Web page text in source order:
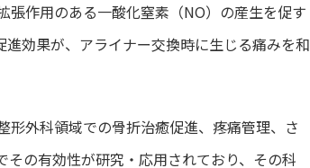
張作用のある一酸化窒素（NO）の産生を促す
効果が、アライナー交換時に生じる痛みを和
外科領域での骨折治癒促進、疼痛管理、さ
の有効性が研究・応用されており、その科